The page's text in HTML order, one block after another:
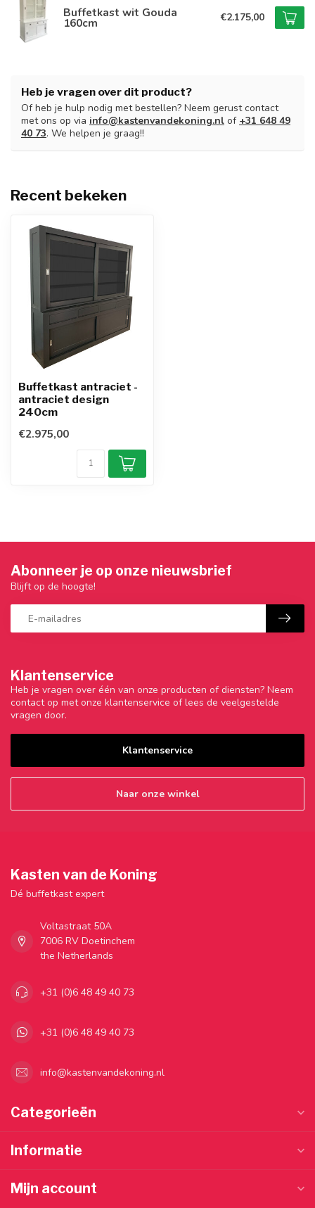
Buffetkast wit Gouda
160cm €2.175,00
Heb je vragen over dit product?
Of heb je hulp nodig met bestellen? Neem gerust contact
met ons op via info@kastenvandekoning.nl of +31 648 49
40 73. We helpen je graag!!
Recent bekeken
Buffetkast antraciet -
antraciet design
240cm
€2.975,00
Klantenservice
Heb je vragen over één van onze producten of diensten? Neem
contact op met onze klantenservice of lees de veelgestelde
vragen door.
Klantenservice
Naar onze winkel
Abonneer je op onze nieuwsbrief
Blijft op de hoogte!
Kasten van de Koning
Dé buffetkast expert
Voltastraat 50A
7006 RV Doetinchem
the Netherlands
+31 (0)6 48 49 40 73
+31 (0)6 48 49 40 73
info@kastenvandekoning.nl
Categorieën
Informatie
Mijn account